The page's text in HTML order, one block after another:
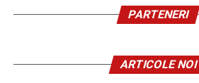
PARTENERI
ARTICOLE NOI